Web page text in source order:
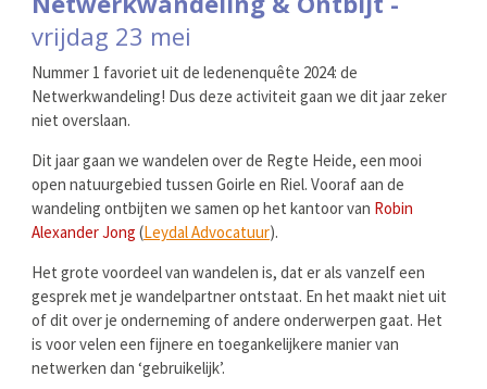
vrijdag 23 mei
Nummer 1 favoriet uit de ledenenquête 2024: de
Netwerkwandeling! Dus deze activiteit gaan we dit jaar zeker
niet overslaan.
Dit jaar gaan we wandelen over de Regte Heide, een mooi
open natuurgebied tussen Goirle en Riel. Vooraf aan de
wandeling ontbijten we samen op het kantoor van Robin
Alexander Jong (Leydal Advocatuur).
Het grote voordeel van wandelen is, dat er als vanzelf een
gesprek met je wandelpartner ontstaat. En het maakt niet uit
of dit over je onderneming of andere onderwerpen gaat. Het
is voor velen een fijnere en toegankelijkere manier van
netwerken dan ‘gebruikelijk’.